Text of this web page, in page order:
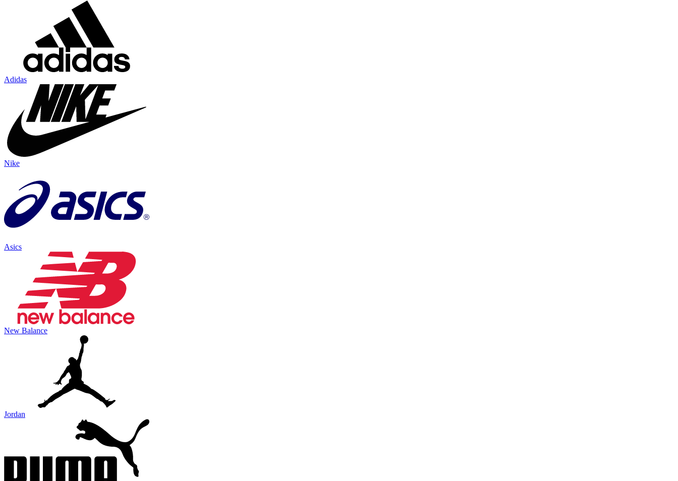
Adidas
Nike
Asics
New Balance
Jordan